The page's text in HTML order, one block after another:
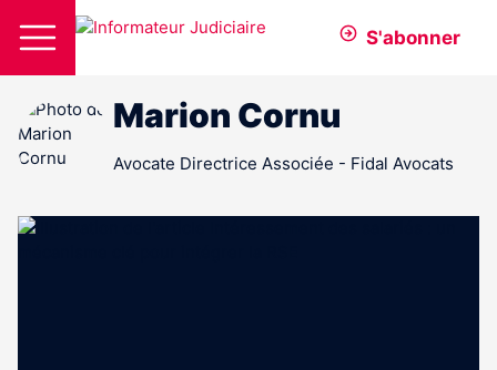
S'abonner
Marion Cornu
Avocate Directrice Associée - Fidal Avocats